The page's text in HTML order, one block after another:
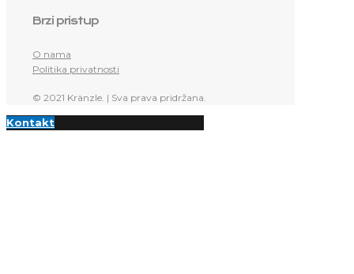
Brzi pristup
O nama
Politika privatnosti
© 2021 Kränzle. | Sva prava pridržana.
Kontakt